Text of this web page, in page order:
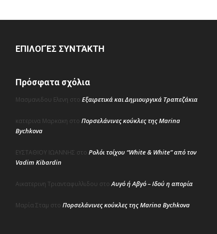
ΕΠΙΛΟΓΈΣ ΣΥΝΤΆΚΤΗ
Πρόσφατα σχόλια
Μασμανιδου Ελενη στο Εξαιρετικά και Δημιουργικά Τραπεζάκια
κατερινα Μαρκακη στο Πορσελάνινες κούκλες της Marina
Bychkova
ΕΥΣΤΑΘΙΟΥ ΙΩΑΝΝΗΣ στο Ρολόι τοίχου “White & White” από τον
Vadim Kibardin
Αικατερινη Τριανταφυλλιδου στοΑυγό ή Αβγό – Ιδού η απορία
Μαρία Σταμ στο Πορσελάνινες κούκλες της Marina Bychkova